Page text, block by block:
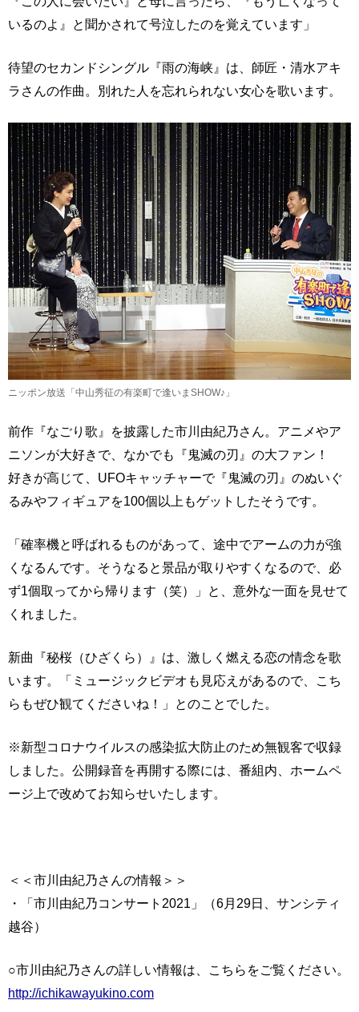
いるのよ』と聞かされて号泣したのを覚えています」
待望のセカンドシングル『雨の海峡』は、師匠・清水アキ
ラさんの作曲。別れた人を忘れられない女心を歌います。
ニッポン放送「中山秀征の有楽町で逢いまSHOW♪」
前作『なごり歌』を披露した市川由紀乃さん。アニメやア
ニソンが大好きで、なかでも『鬼滅の刃』の大ファン！
好きが高じて、UFOキャッチャーで『鬼滅の刃』のぬいぐ
るみやフィギュアを100個以上もゲットしたそうです。
「確率機と呼ばれるものがあって、途中でアームの力が強
くなるんです。そうなると景品が取りやすくなるので、必
ず1個取ってから帰ります（笑）」と、意外な一面を見せて
くれました。
新曲『秘桜（ひざくら）』は、激しく燃える恋の情念を歌
います。「ミュージックビデオも見応えがあるので、こち
らもぜひ観てくださいね！」とのことでした。
※新型コロナウイルスの感染拡大防止のため無観客で収録
しました。公開録音を再開する際には、番組内、ホームペ
ージ上で改めてお知らせいたします。
＜＜市川由紀乃さんの情報＞＞
・「市川由紀乃コンサート2021」（6月29日、サンシティ
越谷）
○市川由紀乃さんの詳しい情報は、こちらをご覧ください。
http://ichikawayukino.com